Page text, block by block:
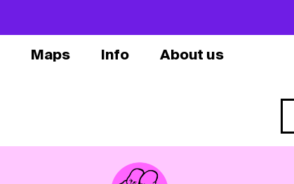
Maps Info About us